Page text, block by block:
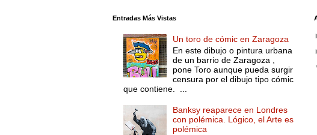
Entradas Más Vistas
Un toro de cómic en Zaragoza
En este dibujo o pintura urbana
de un barrio de Zaragoza ,
pone Toro aunque pueda surgir
censura por el dibujo tipo cómic
que contiene. ...
Banksy reaparece en Londres
con polémica. Lógico, el Arte es
polémica